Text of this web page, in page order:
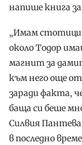
напише книга
„Имам стотици
около Тодор
магнит за
към него още
заради факта,
баща си беше
Силвия
в последно